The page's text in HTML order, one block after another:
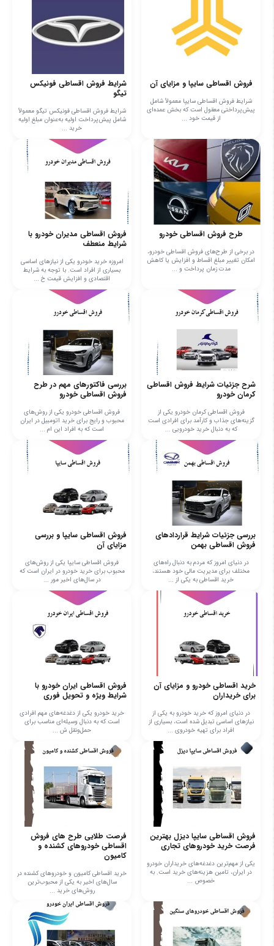
فروش اقساطی سایپا و مزایای آن
شرایط فروش اقساطی سایپا معمولاً شامل
پیش‌پرداختی معقول است که بخش عمده‌ای
از قیمت خود ...
شرایط فروش اقساطی فونیکس
تیگو
شرایط فروش اقساطی فونیکس تیگو معمولاً
شامل پیش‌پرداخت اولیه به‌عنوان مبلغ اولیه
خرید ...
طرح فروش اقساطی خودرو
در برخی از طرح‌های فروش اقساطی خودرو،
امکان تغییر مبلغ اقساط و افزایش یا کاهش
مدت زمان پرداخت و ...
فروش اقساطی مدیران خودرو با
شرایط منعطف
امروزه خرید خودرو یکی از نیازهای اساسی
بسیاری از افراد است. با توجه به شرایط
اقتصادی و افزایش قیمت خ ...
شرح جزئیات شرایط فروش اقساطی
کرمان خودرو
فروش اقساطی کرمان خودرو یکی از
گزینه‌های جذاب و کارآمد برای افرادی است
که به دنبال خرید خودرویی ...
بررسی فاکتورهای مهم در طرح
فروش اقساطی خودرو
فروش اقساطی خودرو یکی از روش‌های
محبوب و رایج برای خرید اتومبیل در ایران
است که به افراد این ام ...
بررسی جزئیات شرایط قراردادهای
فروش اقساطی بهمن
در دنیای امروز که مردم به دنبال راه‌های
مختلف برای مدیریت مالی خود هستند،
خرید اقساطی به یکی از ...
فروش اقساطی سایپا و بررسی
مزایای آن
فروش اقساطی سایپا یکی از روش‌های
محبوب برای خرید خودرو در ایران است که
در سال‌های اخیر مور ...
خرید اقساطی خودرو و مزایای آن
برای خریداران
در دنیای امروز که خرید خودرو به یکی از
نیازهای اساسی تبدیل شده است، بسیاری از
افراد برای تهیه خودروی ...
فروش اقساطی ایران خودرو با
شرایط ویژه و تحویل فوری
خرید خودرو یکی از دغدغه‌های مهم افرادی
است که به دنبال وسیله‌ای مناسب برای
حمل‌ونقل ش ...
فروش اقساطی سایپا دیزل بهترین
فرصت خرید خودروهای تجاری
یکی از مهم‌ترین دغدغه‌های خریداران خودرو
در ایران، تامین هزینه‌های خرید است. به
خصوص ...
فرصت طلایی طرح های فروش
اقساطی خودروهای کشنده و
کامیون
خرید اقساطی کامیون و خودروهای کشنده در
سال‌های اخیر به یکی از محبوب‌ترین
روش‌های خرید ...